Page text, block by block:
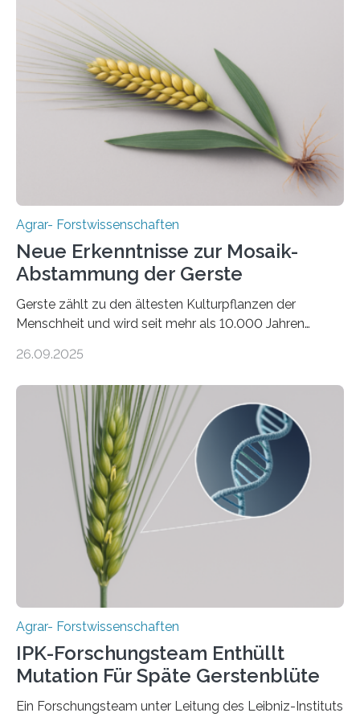
nach nachhaltigen Alternativen zur Energiegewinnung
aus landwirtschaftlichen Kulturen ist ein zentrales
Anliegen im Zuge der europäischen Klimaziele, bis
2050 klimaneutral zu werden. In Deutschland dominiert
bislang der Mais als Energiepflanze, doch sein Anbau
bringt ökologische Herausforderungen mit sich:
Bodenerosion, Nährstoffauswaschung und…
Agrar- Forstwissenschaften
Neue Erkenntnisse zur Mosaik-
Abstammung der Gerste
Gerste zählt zu den ältesten Kulturpflanzen der
Menschheit und wird seit mehr als 10.000 Jahren
einzigen Ort domestiziert wurde. Eine neue Studie eines
Instituts für Pflanzengenetik und
Kulturpflanzenforschung (IPK) zeigt, dass die heutige
Gerste aus verschiedenen Wildpopulationen im
sogenannten Fruchtbaren Halbmond hervorgegangen
ist. Sie besitzt also eine Art „Mosaik-Abstammung“. Die
Ergebnisse der Studie wurden heute in der
Fachzeitschrift „Nature“ veröffentlicht. Die
Forschungsgruppe hat die Evolution und…
26.09.2025
Agrar- Forstwissenschaften
IPK-Forschungsteam Enthüllt
Mutation Für Späte Gerstenblüte
Ein Forschungsteam unter Leitung des Leibniz-Instituts